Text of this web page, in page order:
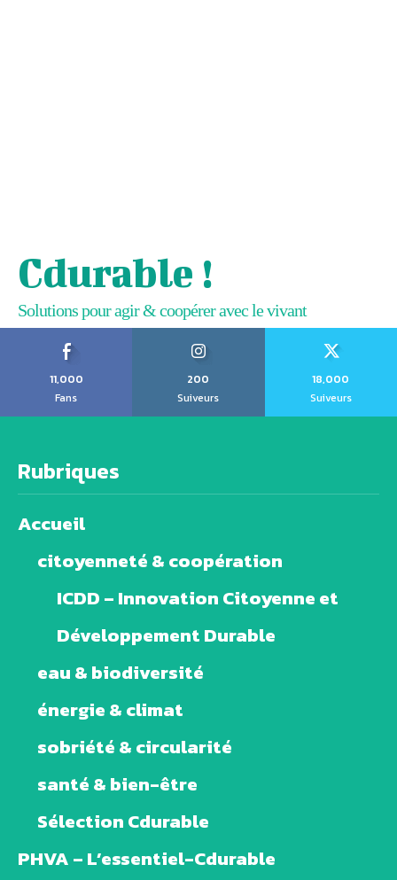
Cdurable !
Solutions pour agir & coopérer avec le vivant
11,000
Fans
200
Suiveurs
18,000
Suiveurs
Rubriques
Accueil
citoyenneté & coopération
ICDD – Innovation Citoyenne et
Développement Durable
eau & biodiversité
énergie & climat
sobriété & circularité
santé & bien-être
Sélection Cdurable
PHVA – L’essentiel-Cdurable